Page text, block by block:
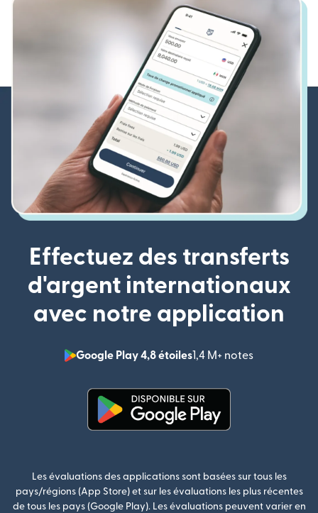
Effectuez des transferts
d'argent internationaux
avec notre application
Google Play 4,8 étoiles1,4 M+ notes
Les évaluations des applications sont basées sur tous les
pays/régions (App Store) et sur les évaluations les plus récentes
de tous les pays (Google Play). Les évaluations peuvent varier en